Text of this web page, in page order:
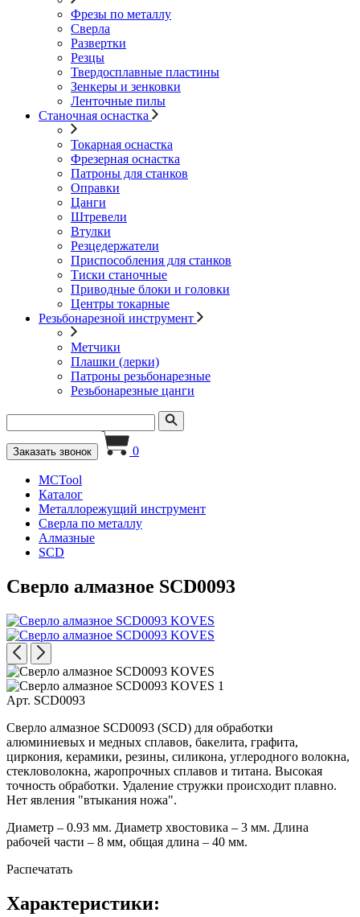
Фрезы по металлу
Сверла
Развертки
Резцы
Твердосплавные пластины
Зенкеры и зенковки
Ленточные пилы
Станочная оснастка
Токарная оснастка
Фрезерная оснастка
Патроны для станков
Оправки
Цанги
Штревели
Втулки
Резцедержатели
Приспособления для станков
Тиски станочные
Приводные блоки и головки
Центры токарные
Резьбонарезной инструмент
Метчики
Плашки (лерки)
Патроны резьбонарезные
Резьбонарезные цанги
Заказать звонок 0
MCTool
Каталог
Металлорежущий инструмент
Сверла по металлу
Алмазные
SCD
Сверло алмазное SCD0093
Арт. SCD0093
Сверло алмазное SCD0093 (SCD) для обработки
алюминиевых и медных сплавов, бакелита, графита,
циркония, керамики, резины, силикона, углеродного волокна,
стекловолокна, жаропрочных сплавов и титана. Высокая
точность обработки. Удаление стружки происходит плавно.
Нет явления "втыкания ножа".
Диаметр – 0.93 мм. Диаметр хвостовика – 3 мм. Длина
рабочей части – 8 мм, общая длина – 40 мм.
Распечатать
Характеристики: